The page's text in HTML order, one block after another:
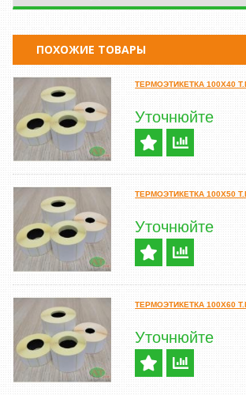
ПОХОЖИЕ ТОВАРЫ
ТЕРМОЭТИКЕТКА 100Х40
Уточнюйте
ТЕРМОЭТИКЕТКА 100Х50
Уточнюйте
ТЕРМОЭТИКЕТКА 100Х60
Уточнюйте